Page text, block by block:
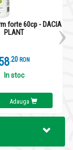
forte 60cp - DACIA
PLANT
.2 RON
In stoc
Adauga